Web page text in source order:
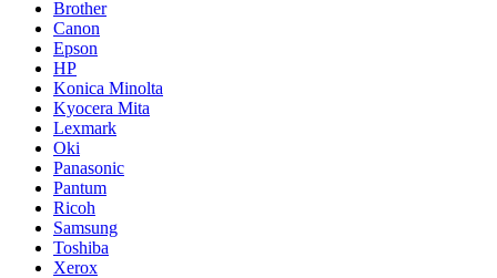
Brother
Canon
Epson
HP
Konica Minolta
Kyocera Mita
Lexmark
Oki
Panasonic
Pantum
Ricoh
Samsung
Toshiba
Xerox